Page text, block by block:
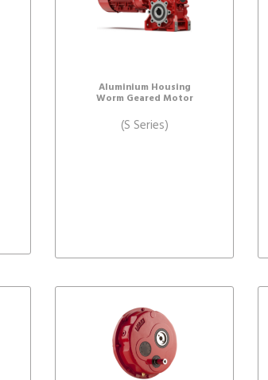
Aluminium Housing
Worm Geared Motor
(S Series)